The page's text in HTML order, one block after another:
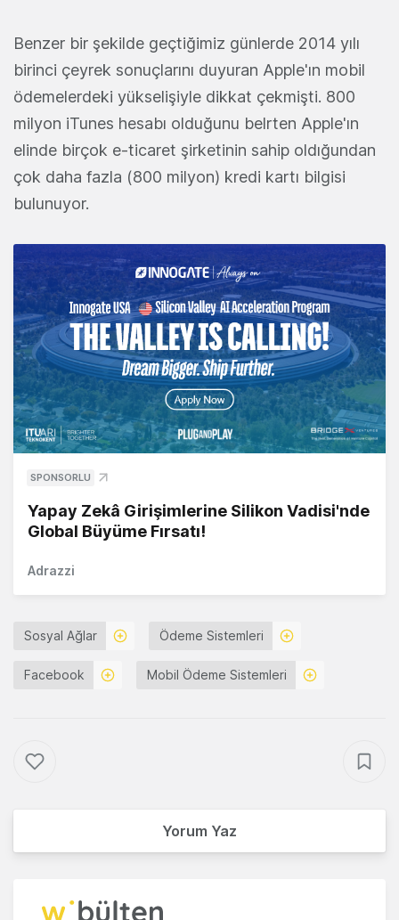
Benzer bir şekilde geçtiğimiz günlerde 2014 yılı
birinci çeyrek sonuçlarını duyuran Apple'ın mobil
ödemelerdeki yükselişiyle dikkat çekmişti. 800
milyon iTunes hesabı olduğunu belrten Apple'ın
elinde birçok e-ticaret şirketinin sahip oldığundan
çok daha fazla (800 milyon) kredi kartı bilgisi
bulunuyor.
SPONSORLU
Yapay Zekâ Girişimlerine Silikon Vadisi'nde
Global Büyüme Fırsatı!
Adrazzi
Sosyal Ağlar Ödeme Sistemleri
Facebook Mobil Ödeme Sistemleri
Yorum Yaz